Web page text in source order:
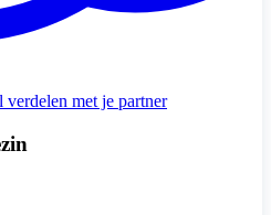
verdelen met je partner